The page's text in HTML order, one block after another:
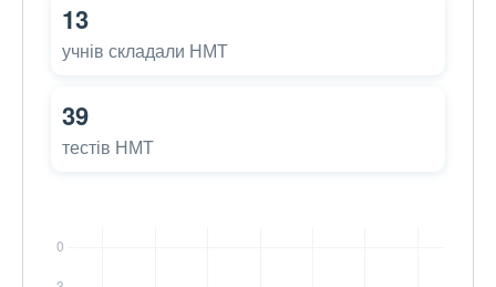
13
учнів складали НМТ
39
тестів НМТ